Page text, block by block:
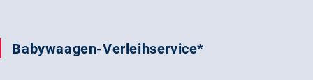
Babywaagen-Verleihservice*